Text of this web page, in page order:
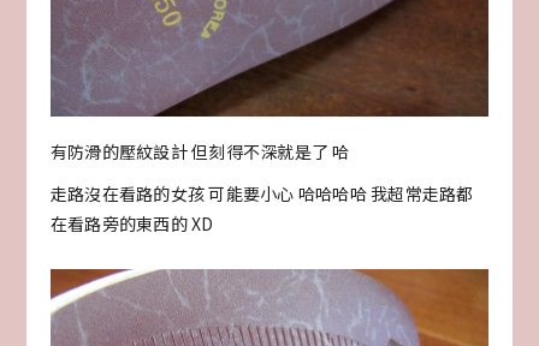
有防滑的壓紋設計 但刻得不深就是了 哈
走路沒在看路的女孩 可能要小心 哈哈哈哈 我超常走路都
在看路旁的東西的 XD